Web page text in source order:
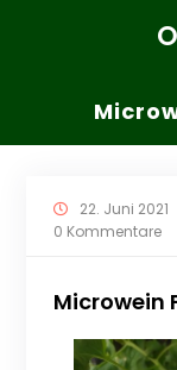
22. Juni 2021
0 Kommentare
Microwein